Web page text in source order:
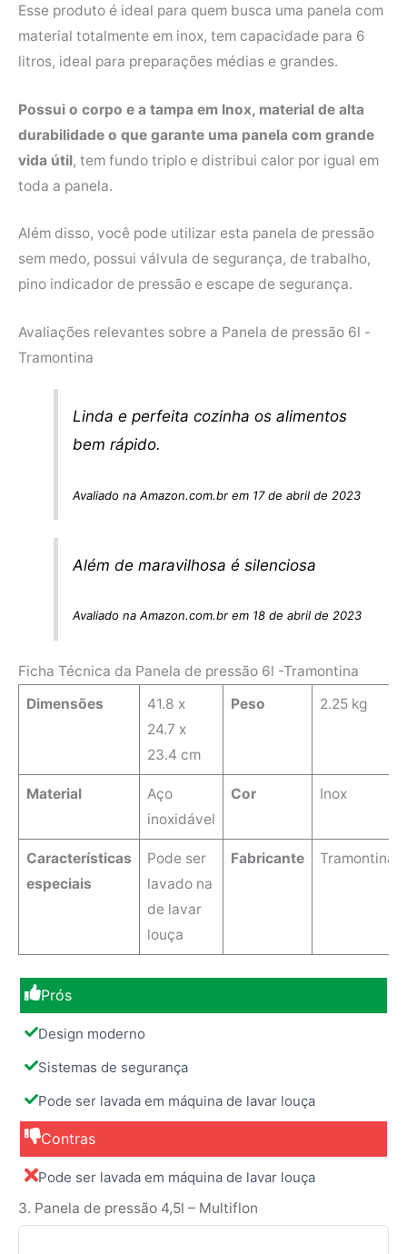
Esse produto é ideal para quem busca uma panela com
material totalmente em inox, tem capacidade para 6
litros, ideal para preparações médias e grandes.
Possui o corpo e a tampa em Inox, material de alta
durabilidade o que garante uma panela com grande
vida útil, tem fundo triplo e distribui calor por igual em
toda a panela.
Além disso, você pode utilizar esta panela de pressão
sem medo, possui válvula de segurança, de trabalho,
pino indicador de pressão e escape de segurança.
Avaliações relevantes sobre a Panela de pressão 6l -
Tramontina
Linda e perfeita cozinha os alimentos
bem rápido.
Avaliado na Amazon.com.br em 17 de abril de 2023
Além de maravilhosa é silenciosa
Avaliado na Amazon.com.br em 18 de abril de 2023
Ficha Técnica da Panela de pressão 6l -Tramontina
Dimensões
‎41.8 x
24.7 x
23.4 cm
Peso 2.25 kg
Material
‎Aço
inoxidável
Cor Inox
Características
especiais
‎Pode ser
lavado na
de lavar
louça
Fabricante Tramontina
Prós
Design moderno
Sistemas de segurança
Pode ser lavada em máquina de lavar louça
Contras
Pode ser lavada em máquina de lavar louça
3. Panela de pressão 4,5l – Multiflon